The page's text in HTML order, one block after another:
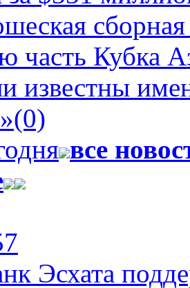
часть Кубка
известны
(0)
все
Эсхата